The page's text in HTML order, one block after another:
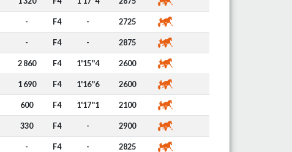
- F4 - 2725
- F4 - 2875
2 860 F4 1'15''4 2600
1 690 F4 1'16''6 2600
600 F4 1'17''1 2100
330 F4 - 2900
- F4 - 2825